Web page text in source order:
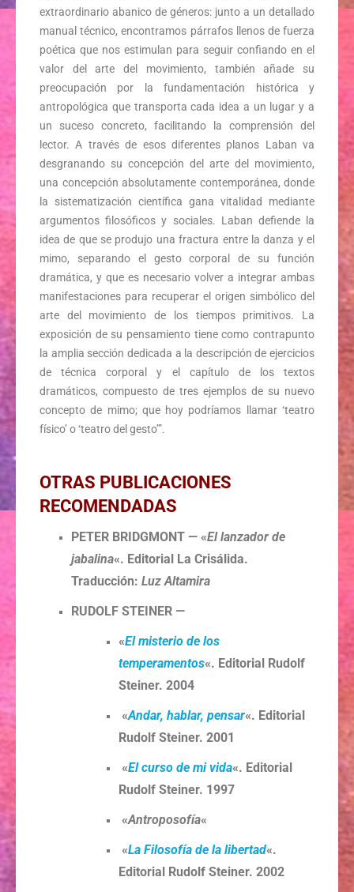
extraordinario abanico de géneros: junto a un detallado
manual técnico, encontramos párrafos llenos de fuerza
poética que nos estimulan para seguir confiando en el
valor del arte del movimiento, también añade su
preocupación por la fundamentación histórica y
antropológica que transporta cada idea a un lugar y a
un suceso concreto, facilitando la comprensión del
lector. A través de esos diferentes planos Laban va
desgranando su concepción del arte del movimiento,
una concepción absolutamente contemporánea, donde
la sistematización científica gana vitalidad mediante
argumentos filosóficos y sociales. Laban defiende la
idea de que se produjo una fractura entre la danza y el
mimo, separando el gesto corporal de su función
dramática, y que es necesario volver a integrar ambas
manifestaciones para recuperar el origen simbólico del
arte del movimiento de los tiempos primitivos. La
exposición de su pensamiento tiene como contrapunto
la amplia sección dedicada a la descripción de ejercicios
de técnica corporal y el capítulo de los textos
dramáticos, compuesto de tres ejemplos de su nuevo
concepto de mimo; que hoy podríamos llamar ‘teatro
físico’ o ‘teatro del gesto’”.
OTRAS PUBLICACIONES
RECOMENDADAS
PETER BRIDGMONT — «El lanzador de
jabalina«. Editorial La Crisálida.
Traducción: Luz Altamira
RUDOLF STEINER —
«El misterio de los
temperamentos«. Editorial Rudolf
Steiner. 2004
«Andar, hablar, pensar«. Editorial
Rudolf Steiner. 2001
«El curso de mi vida«. Editorial
Rudolf Steiner. 1997
«Antroposofía«
«La Filosofía de la libertad«.
Editorial Rudolf Steiner. 2002